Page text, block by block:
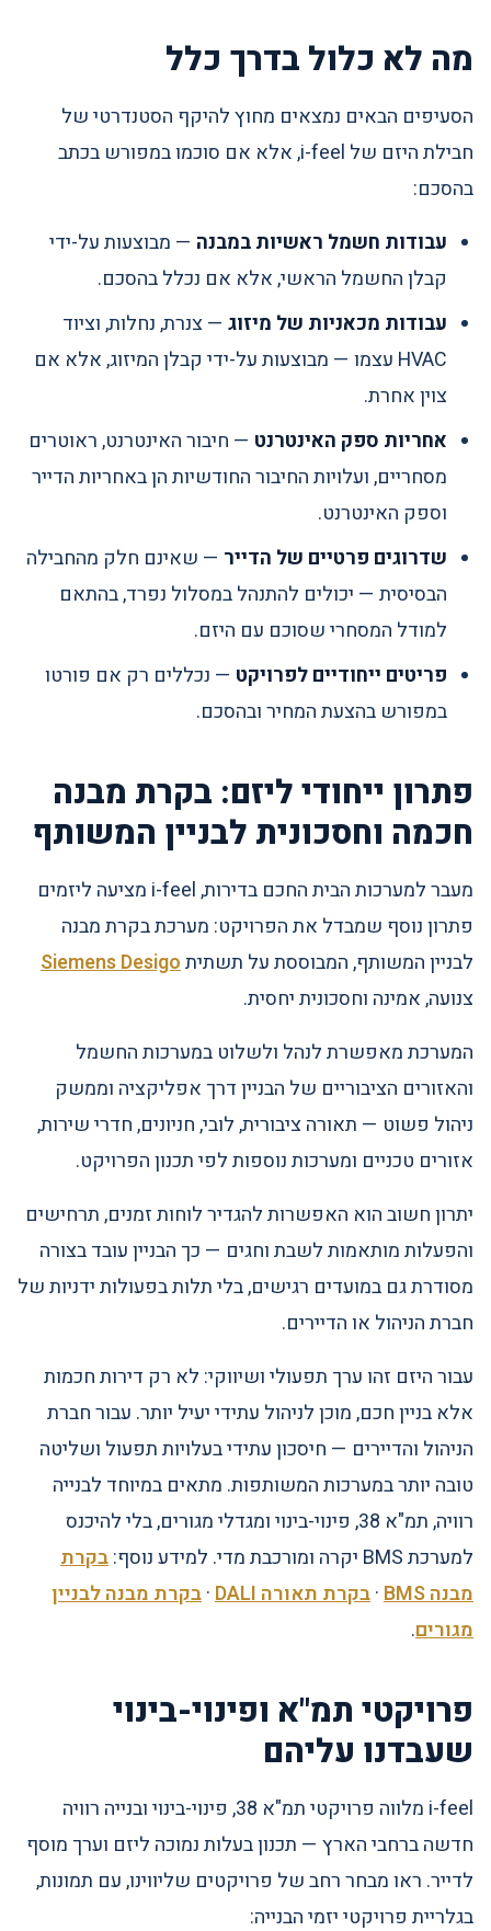
מה לא כלול בדרך כלל
הסעיפים הבאים נמצאים מחוץ להיקף הסטנדרטי של
חבילת היזם של i-feel, אלא אם סוכמו במפורש בכתב
בהסכם:
עבודות חשמל ראשיות במבנה — מבוצעות על-ידי
קבלן החשמל הראשי, אלא אם נכלל בהסכם.
עבודות מכאניות של מיזוג — צנרת, נחלות, וציוד
HVAC עצמו — מבוצעות על-ידי קבלן המיזוג, אלא אם
צוין אחרת.
אחריות ספק האינטרנט — חיבור האינטרנט, ראוטרים
מסחריים, ועלויות החיבור החודשיות הן באחריות הדייר
וספק האינטרנט.
שדרוגים פרטיים של הדייר — שאינם חלק מהחבילה
הבסיסית — יכולים להתנהל במסלול נפרד, בהתאם
למודל המסחרי שסוכם עם היזם.
פריטים ייחודיים לפרויקט — נכללים רק אם פורטו
במפורש בהצעת המחיר ובהסכם.
פתרון ייחודי ליזם: בקרת מבנה
חכמה וחסכונית לבניין המשותף
מעבר למערכות הבית החכם בדירות, i-feel מציעה ליזמים
פתרון נוסף שמבדל את הפרויקט: מערכת בקרת מבנה
לבניין המשותף, המבוססת על תשתיתSiemens Desigo
צנועה, אמינה וחסכונית יחסית.
המערכת מאפשרת לנהל ולשלוט במערכות החשמל
והאזורים הציבוריים של הבניין דרך אפליקציה וממשק
ניהול פשוט — תאורה ציבורית, לובי, חניונים, חדרי שירות,
אזורים טכניים ומערכות נוספות לפי תכנון הפרויקט.
יתרון חשוב הוא האפשרות להגדיר לוחות זמנים, תרחישים
והפעלות מותאמות לשבת וחגים — כך הבניין עובד בצורה
מסודרת גם במועדים רגישים, בלי תלות בפעולות ידניות של
חברת הניהול או הדיירים.
עבור היזם זהו ערך תפעולי ושיווקי: לא רק דירות חכמות
אלא בניין חכם, מוכן לניהול עתידי יעיל יותר. עבור חברת
הניהול והדיירים — חיסכון עתידי בעלויות תפעול ושליטה
טובה יותר במערכות המשותפות. מתאים במיוחד לבנייה
רוויה, תמ"א 38, פינוי-בינוי ומגדלי מגורים, בלי להיכנס
למערכת BMS יקרה ומורכבת מדי. למידע נוסף:
בקרת
מבנה BMS
·בקרת תאורה DALI ·בקרת מבנה לבניין
מגורים.
פרויקטי תמ"א ופינוי-בינוי
שעבדנו עליהם
i-feel מלווה פרויקטי תמ"א 38, פינוי-בינוי ובנייה רוויה
חדשה ברחבי הארץ — תכנון בעלות נמוכה ליזם וערך מוסף
לדייר. ראו מבחר רחב של פרויקטים שליווינו, עם תמונות,
בגלריית פרויקטי יזמי הבנייה: